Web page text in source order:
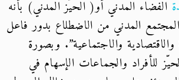
الفضاء المدني أو( الحيّز المدني) بأنه
المدني من الاضطلاع بدور فاعل
والاجتماعية”. وبصورة
للأفراد والجماعات الإسهام في